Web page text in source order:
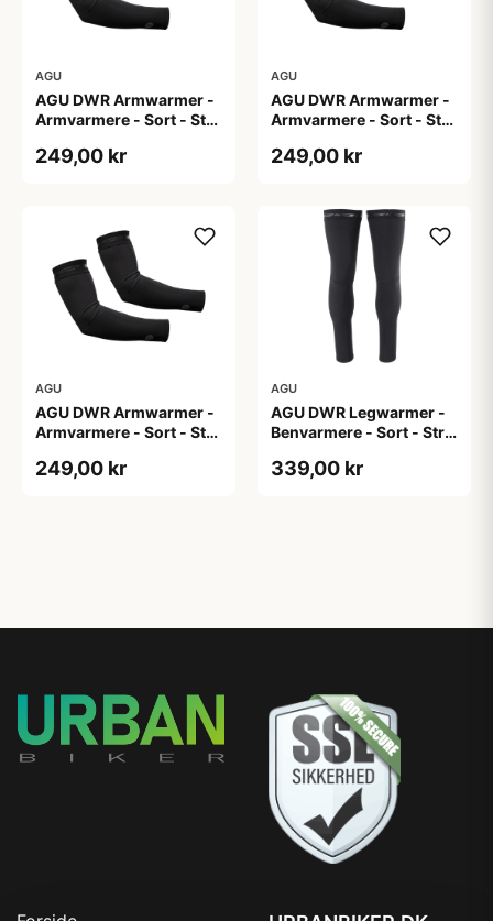
AGU
AGU DWR Armwarmer -
Armvarmere - Sort - Str.
249,00 kr
AGU
AGU DWR Armwarmer -
Armvarmere - Sort - Str.
249,00 kr
AGU
AGU DWR Armwarmer -
Armvarmere - Sort - Str.
249,00 kr
AGU
AGU DWR Legwarmer -
Benvarmere - Sort - Str.
339,00 kr